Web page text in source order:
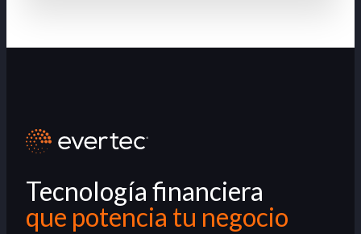
Tecnología financiera
que potencia tu negocio